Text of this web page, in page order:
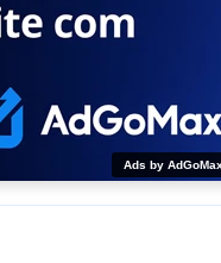
Ads by AdGoMax